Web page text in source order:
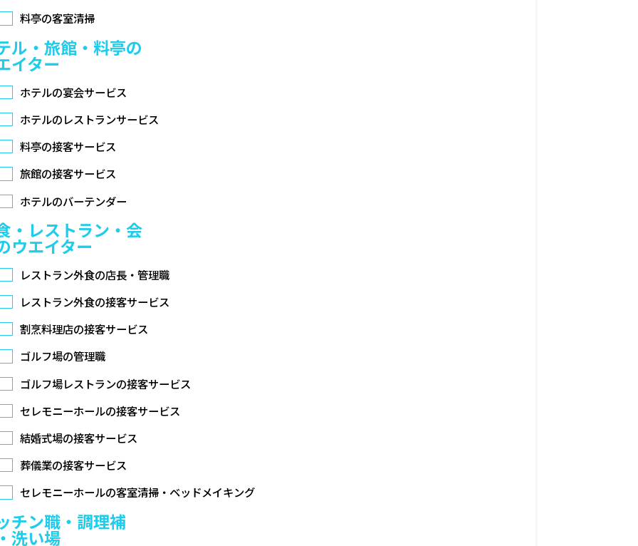
料亭の客室清掃
ル・旅館・料亭の
イター
ホテルの宴会サービス
ホテルのレストランサービス
料亭の接客サービス
旅館の接客サービス
ホテルのバーテンダー
・レストラン・会
ウエイター
レストラン外食の店長・管理職
レストラン外食の接客サービス
割烹料理店の接客サービス
ゴルフ場の管理職
ゴルフ場レストランの接客サービス
セレモニーホールの接客サービス
結婚式場の接客サービス
葬儀業の接客サービス
セレモニーホールの客室清掃・ベッドメイキング
チン職・調理補
洗い場